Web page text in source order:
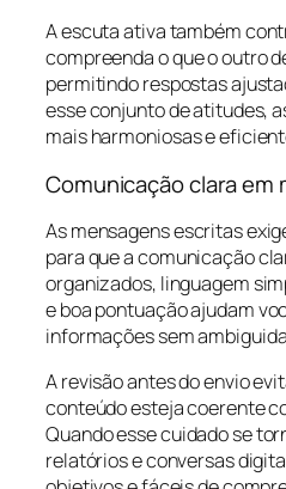
A escuta ativa também
compreenda o que o outro
permitindo respostas
esse conjunto de atitudes,
mais harmoniosas e
Comunicação clara
As mensagens escritas
para que a comunicação
organizados, linguagem
e boa pontuação ajudam
informações sem
A revisão antes do envio
conteúdo esteja coerente
Quando esse cuidado se
relatórios e conversas